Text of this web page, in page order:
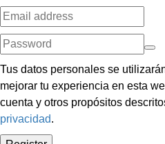
Tus datos personales se
mejorar tu experiencia en esta
cuenta y otros propósitos
privacidad.